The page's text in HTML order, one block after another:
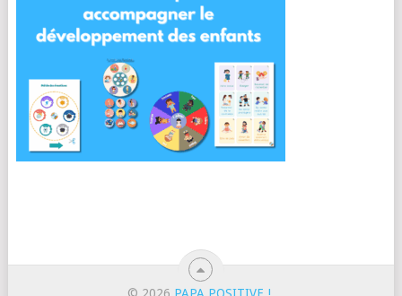
© 2026 PAPA POSITIVE !